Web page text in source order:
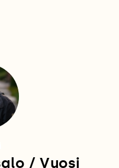
/ Vuosi